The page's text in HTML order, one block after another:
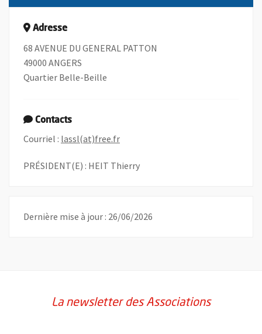
Adresse
68 AVENUE DU GENERAL PATTON
49000 ANGERS
Quartier Belle-Beille
Contacts
Courriel : lassl(at)free.fr, Ouvre une nouvelle fenêtre
PRÉSIDENT(E) : HEIT Thierry
Dernière mise à jour : 26/06/2026
La newsletter des Associations